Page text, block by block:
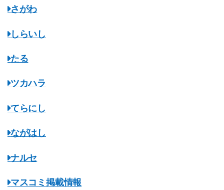
さがわ
しらいし
たる
ツカハラ
てらにし
ながはし
ナルセ
マスコミ掲載情報